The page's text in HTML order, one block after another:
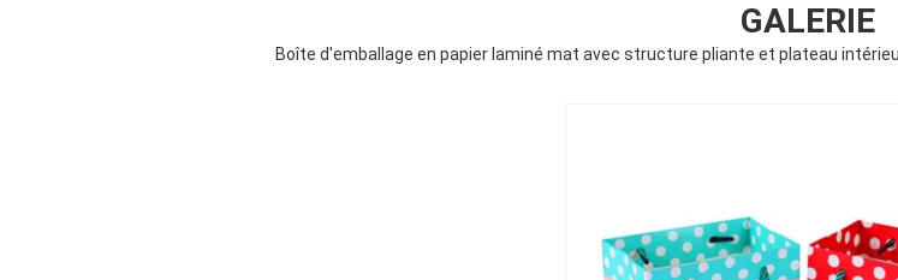
GALERIE
Boîte d'emballage en papier laminé mat avec structure pliante et plateau